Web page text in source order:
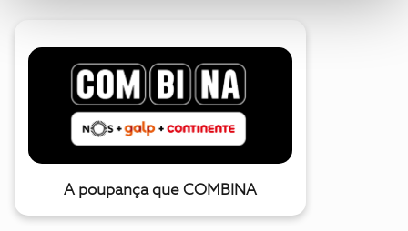
A poupança que COMBINA